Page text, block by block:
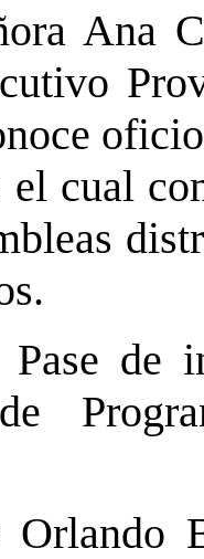
Ana
el cual
Pase de